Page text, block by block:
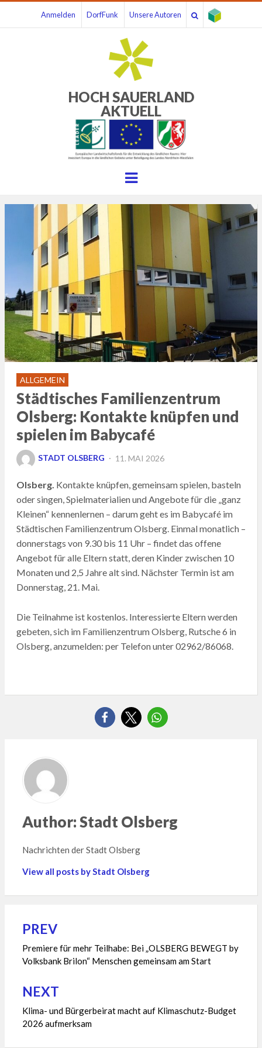
Anmelden DorfFunk Unsere Autoren
HOCH SAUERLAND
AKTUELL
Menu
ALLGEMEIN
Städtisches Familienzentrum
Olsberg: Kontakte knüpfen und
spielen im Babycafé
STADT OLSBERG
POSTED
11. MAI 2026
Olsberg. Kontakte knüpfen, gemeinsam spielen, basteln
oder singen, Spielmaterialien und Angebote für die „ganz
Kleinen“ kennenlernen – darum geht es im Babycafé im
Städtischen Familienzentrum Olsberg. Einmal monatlich –
donnerstags von 9.30 bis 11 Uhr – findet das offene
Angebot für alle Eltern statt, deren Kinder zwischen 10
Monaten und 2,5 Jahre alt sind. Nächster Termin ist am
Donnerstag, 21. Mai.
Die Teilnahme ist kostenlos. Interessierte Eltern werden
gebeten, sich im Familienzentrum Olsberg, Rutsche 6 in
Olsberg, anzumelden: per Telefon unter 02962/86068.
Author:Stadt Olsberg
Nachrichten der Stadt Olsberg
View all posts by Stadt Olsberg
Beitragsnavigation
PREV
Premiere für mehr Teilhabe: Bei „OLSBERG BEWEGT by
Volksbank Brilon“ Menschen gemeinsam am Start
NEXT
Klima- und Bürgerbeirat macht auf Klimaschutz-Budget
2026 aufmerksam